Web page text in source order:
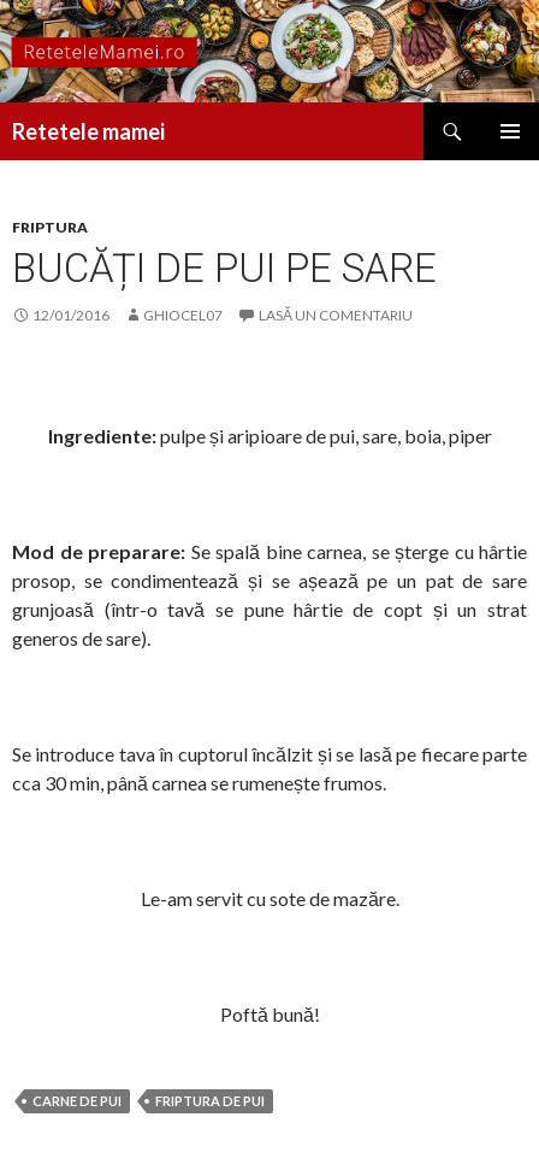
Retetele mamei
FRIPTURA
BUCĂȚI DE PUI PE SARE
12/01/2016 GHIOCEL07 LASĂ UN COMENTARIU
Ingrediente:pulpe și aripioare de pui, sare, boia, piper
Mod de preparare: Se spală bine carnea, se șterge cu hârtie
prosop, se condimentează și se așează pe un pat de sare
grunjoasă (într-o tavă se pune hârtie de copt și un strat
generos de sare).
Se introduce tava în cuptorul încălzit și se lasă pe fiecare parte
cca 30 min, până carnea se rumenește frumos.
Le-am servit cu sote de mazăre.
Poftă bună!
CARNE DE PUI FRIPTURA DE PUI